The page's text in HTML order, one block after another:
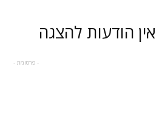
אין הודעות להצגה
- פרסומת -